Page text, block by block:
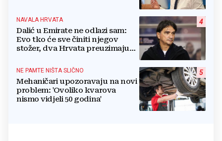
4
NAVALA HRVATA
Dalić u Emirate ne odlazi sam:
Evo tko će sve činiti njegov
stožer, dva Hrvata preuzimaju
5
NE PAMTE NIŠTA SLIČNO
Mehaničari upozoravaju na novi
problem: 'Ovoliko kvarova
nismo vidjeli 50 godina'